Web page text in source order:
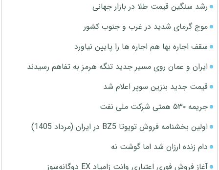
رشد سنگین قیمت طلا در بازار جهانی
موج گرمای شدید در غرب و جنوب کشور
سقف اجاره بها هم اجاره ها را پایین نیاورد
ایران و عمان روی مسیر جدید تنگه هرمز به تفاهم رسیدند
قیمت جدید بنزین سوپر اعلام شد
جریمه ۵۳۰ همتی شرکت ملی نفت
اولین بخشنامه فروش تویوتا BZ5 در ایران (مرداد 1405)
دام زنده ارزان شد اما گوشت نه
آغاز فروش فوری اعتباری وانت زامیاد EX دوگانه‌سوز